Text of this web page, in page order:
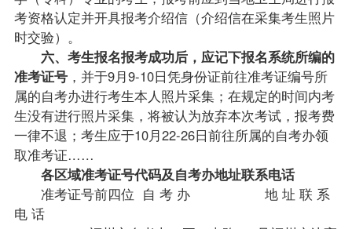
考资格认定并开具报考介绍信（介绍信在采集考生照片
时交验）。
六、考生报名报考成功后，应记下报名系统所编的
准考证号，并于9月9-10日凭身份证前往准考证编号所
属的自考办进行考生本人照片采集；在规定的时间内考
生没有进行照片采集，将被认为放弃本次考试，报考费
一律不退；考生应于10月22-26日前往所属的自考办领
取准考证……
各区域准考证号代码及自考办地址联系电话
准考证号前四位 自 考 办 地 址 联 系
电 话